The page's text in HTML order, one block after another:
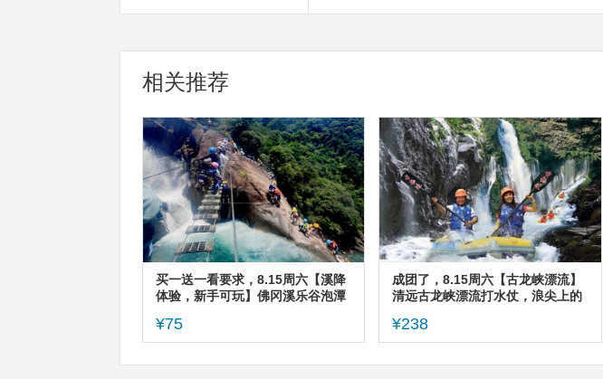
相关推荐
买一送一看要求，8.15周六【溪降
体验，新手可玩】佛冈溪乐谷泡潭
¥75
成团了，8.15周六【古龙峡漂流】
清远古龙峡漂流打水仗，浪尖上的
¥238